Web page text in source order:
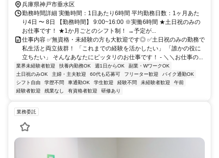
兵庫県神戸市垂水区
勤務時間詳細 実働時間：1日あたり6時間 平均勤務日数：1ヶ月あた
り4日 〜 8日 【勤務時間】 9:00~16:00 ※実働6時間 ★土日祝のみの
お仕事です！ ★1か月ごとのシフト制！ →予定が...
仕事内容 ✅無資格・未経験の方も大歓迎です◎ ✅土日祝のみの勤務で
私生活と両立抜群！ 「これまでの経験を活かしたい」 「誰かの役に
立ちたい」 そんなあなたにピッタリのお仕事です！ - ＼＼お仕事の...
業界未経験者歓迎 扶養内勤務OK 週1日からOK
副業・WワークOK
土日祝のみOK
主婦・主夫歓迎 60代も応募可 フリーター歓迎
バイク通勤OK
シフト自由
学歴不問 車通勤OK 学生歓迎 経験不問 未経験者歓迎
午前
経験者歓迎
残業なし 有資格者歓迎 研修あり
業務委託